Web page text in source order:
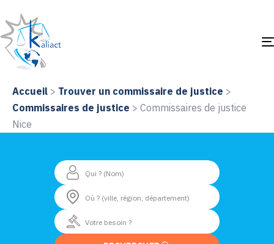
Accueil > Trouver un commissaire de justice >
Commissaires de justice > Commissaires de justice
Nice